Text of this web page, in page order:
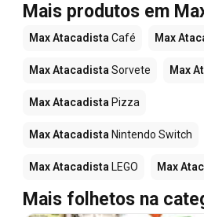
Mais produtos em
Max AtacadistaCafé Max
Max AtacadistaSorvete Max
Max Atacadista Pizza
Max Atacadista Nintendo Switch
Max Atacadista LEGO Max
Mais folhetos na